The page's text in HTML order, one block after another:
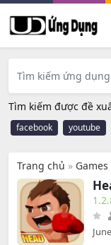
Tìm kiếm được đề
facebook youtube
Trang chủ »